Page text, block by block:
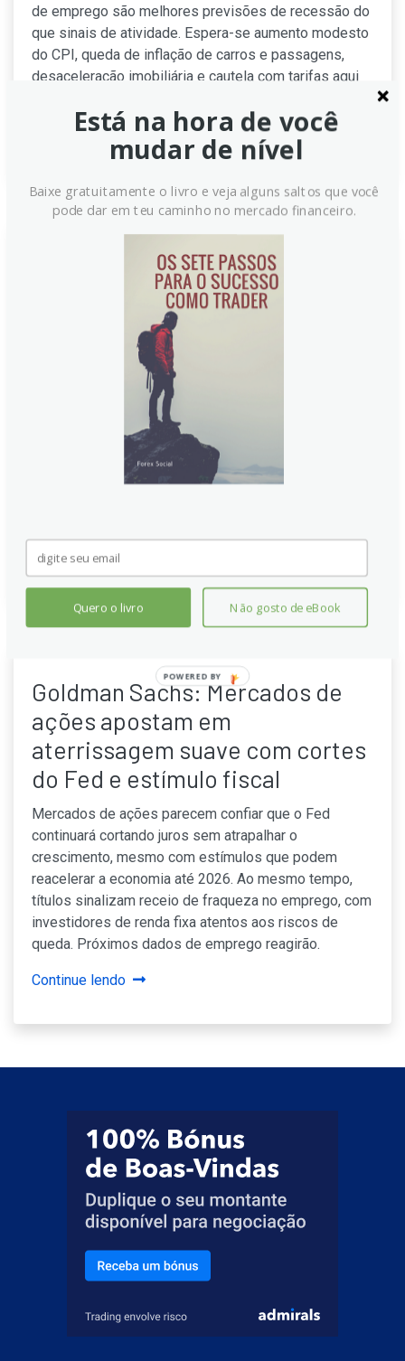
de emprego são melhores previsões de recessão do
que sinais de atividade. Espera-se aumento modesto
do CPI, queda de inflação de carros e passagens,
desaceleração imobiliária e cautela com tarifas aqui
Continue lendo
Solomon, CEO da Goldman
Sachs, prevê corte de 25
pontos-base na Fed, seguido
por mais um ou dois cortes
O CEO da Goldman Sachs, Solomon, antecipa ajuste
leve na taxa de juros do Fed neste outono. Ele espera
um corte de 25 pontos-base, com possibilidade de
mais uma ou duas reduções. Dados de empregos
indicam desaquecimento, e as operações de IPO
Continue lendo
Goldman Sachs: Mercados de
ações apostam em
aterrissagem suave com cortes
do Fed e estímulo fiscal
Mercados de ações parecem confiar que o Fed
continuará cortando juros sem atrapalhar o
crescimento, mesmo com estímulos que podem
reacelerar a economia até 2026. Ao mesmo tempo,
títulos sinalizam receio de fraqueza no emprego, com
investidores de renda fixa atentos aos riscos de
queda. Próximos dados de emprego reagirão.
Continue lendo
Está na hora de você
mudar de nível
Baixe gratuitamente o livro e veja alguns saltos que você
pode dar em teu caminho no mercado financeiro.
Quero o livro Não gosto de eBook
POWERED BY